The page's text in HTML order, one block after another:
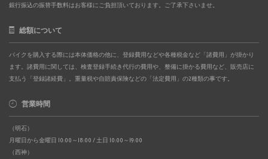
銀行振込の振替手数料はお客様にご負担頂いております。ご了承下さいませ。
総額について
バイクを購入する際には本体価格の他に、登録費用などや各種税金など「諸費用」が掛かり
ます。諸費用に関しては、検査登録手続き代行の費用や、整備に掛かる費用など、販売店に
支払う「登録諸経費」。重量税や自賠責保険などの「法定費用」の2種類の事です。
営業時間
（明石）
月曜日から金曜日 10:00～18:00 / 土日 10:00～19:00
（西神）